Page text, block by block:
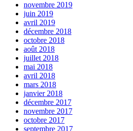
novembre 2019
juin 2019
avril 2019
décembre 2018
octobre 2018
août 2018
juillet 2018
mai 2018
avril 2018
mars 2018
janvier 2018
décembre 2017
novembre 2017
octobre 2017
septembre 2017